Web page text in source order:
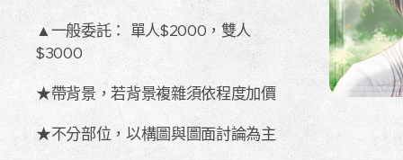
▲一般委託： 單人$2000，雙人
$3000
★帶背景，若背景複雜須依程度加價
★不分部位，以構圖與圖面討論為主